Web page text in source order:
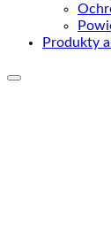
Produkty